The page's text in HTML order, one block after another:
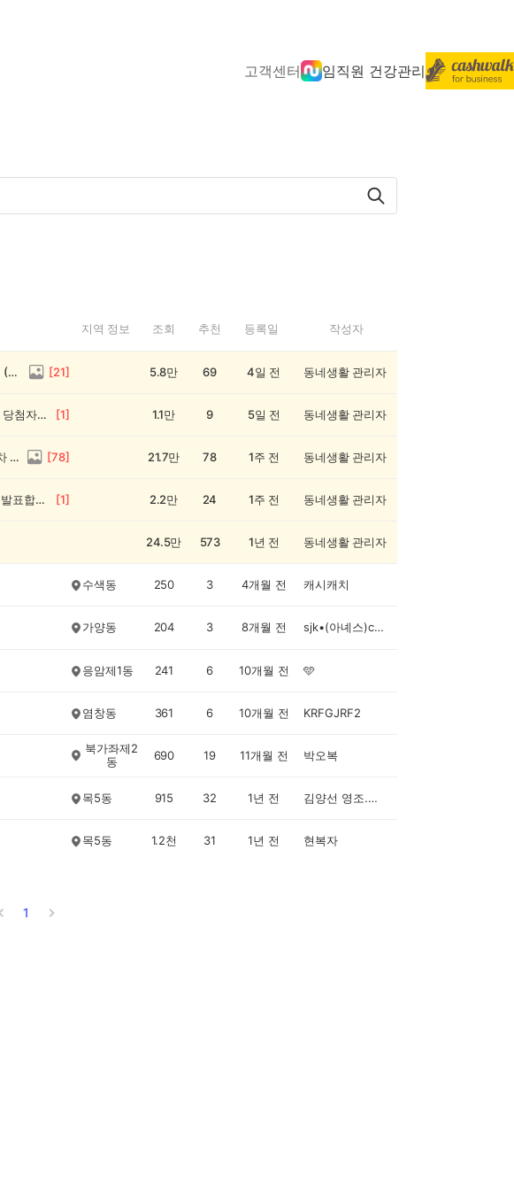
고객센터 임직원 건강관리
지역 정보 조회 추천 등록일 작성자
전원 1,000캐시! 🥳 우리 동네 썰전 14회차 OPEN (~8/17) [21] 5.8만 69 4일 전 동네생활 관리자
💰[당첨자 발표] 26회차 우리 동네 정보왕 이벤트 당첨자를 발표합니다! [1] 1.1만 9 5일 전 동네생활 관리자
💸 전원 2,000캐시 지급! 우리 동네 정보왕 27회차 (~8/10) [78] 21.7만 78 1주 전 동네생활 관리자
💰[당첨자 발표] 우리 동네 썰전 12회차 당첨자를 발표합니다! [1] 2.2만 24 1주 전 동네생활 관리자
24.5만 573 1년 전 동네생활 관리자
수색동 250 3 4개월 전 캐시캐치
가양동 204 3 8개월 전 sjk•(아녜스)cashwalker
응암제1동 241 6 10개월 전 🩵
염창동 361 6 10개월 전 KRFGJRF2
북가좌제2
동
690 19 11개월 전 박오복
목5동 915 32 1년 전 김양선 영조.영상맘
목5동 1.2천 31 1년 전 현복자
1